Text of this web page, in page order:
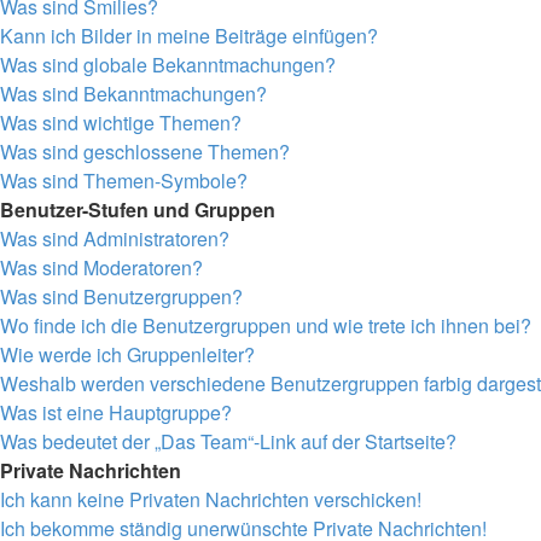
Was sind Smilies?
Kann ich Bilder in meine Beiträge einfügen?
Was sind globale Bekanntmachungen?
Was sind Bekanntmachungen?
Was sind wichtige Themen?
Was sind geschlossene Themen?
Was sind Themen-Symbole?
Benutzer-Stufen und Gruppen
Was sind Administratoren?
Was sind Moderatoren?
Was sind Benutzergruppen?
Wo finde ich die Benutzergruppen und wie trete ich ihnen bei?
Wie werde ich Gruppenleiter?
Weshalb werden verschiedene Benutzergruppen farbig
Was ist eine Hauptgruppe?
Was bedeutet der „Das Team“-Link auf der Startseite?
Private Nachrichten
Ich kann keine Privaten Nachrichten verschicken!
Ich bekomme ständig unerwünschte Private Nachrichten!